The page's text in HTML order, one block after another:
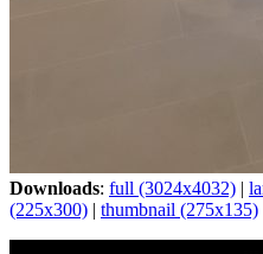
Downloads: full (3024x4032) |
(225x300) | thumbnail (275x135)